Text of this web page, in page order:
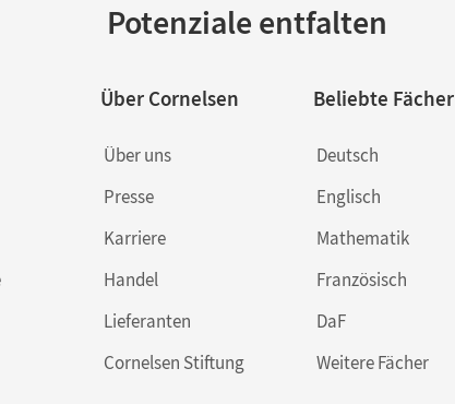
Potenziale entfalten
Über Cornelsen
Über uns
Presse
Karriere
Handel
Lieferanten
Cornelsen Stiftung
Beliebte Fächer
Deutsch
Englisch
Mathematik
Französisch
DaF
Weitere Fächer